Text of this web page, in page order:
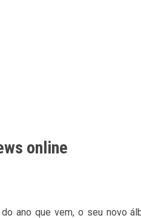
online
ano que vem, o seu novo